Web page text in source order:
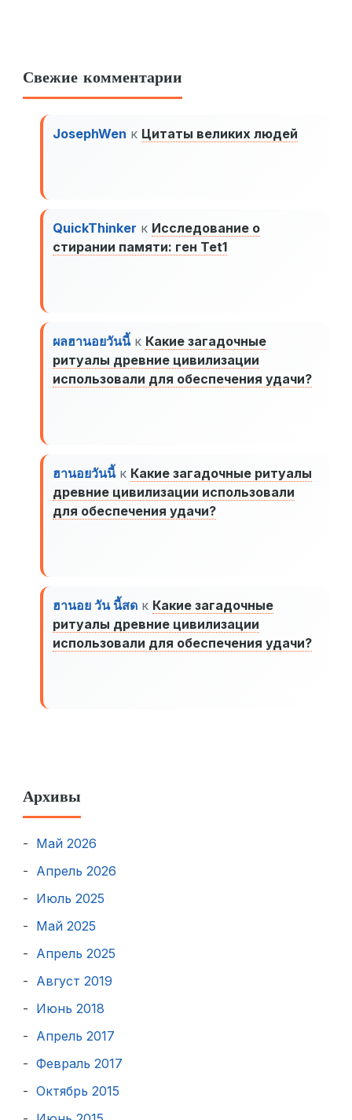
Свежие комментарии
JosephWen к Цитаты великих людей
QuickThinker к Исследование о
стирании памяти: ген Tet1
ผลฮานอยวันนี้к Какие загадочные
ритуалы древние цивилизации
использовали для обеспечения удачи?
ฮานอยวันนี้к Какие загадочные ритуалы
древние цивилизации использовали
для обеспечения удачи?
ฮานอย วัน นี้สด к Какие загадочные
ритуалы древние цивилизации
использовали для обеспечения удачи?
Архивы
Май 2026
Апрель 2026
Июль 2025
Май 2025
Апрель 2025
Август 2019
Июнь 2018
Апрель 2017
Февраль 2017
Октябрь 2015